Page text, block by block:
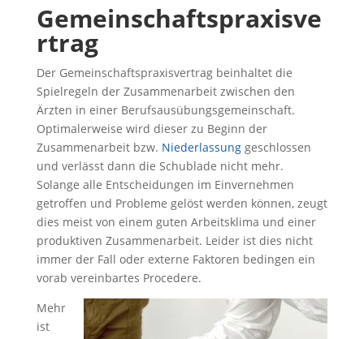
Gemeinschaftspraxisve
rtrag
Der Gemeinschaftspraxisvertrag beinhaltet die
Spielregeln der Zusammenarbeit zwischen den
Ärzten in einer Berufsausübungsgemeinschaft.
Optimalerweise wird dieser zu Beginn der
Zusammenarbeit bzw. Niederlassunggeschlossen
und verlässt dann die Schublade nicht mehr.
Solange alle Entscheidungen im Einvernehmen
getroffen und Probleme gelöst werden können, zeugt
dies meist von einem guten Arbeitsklima und einer
produktiven Zusammenarbeit. Leider ist dies nicht
immer der Fall oder externe Faktoren bedingen ein
vorab vereinbartes Procedere.
Mehr
ist